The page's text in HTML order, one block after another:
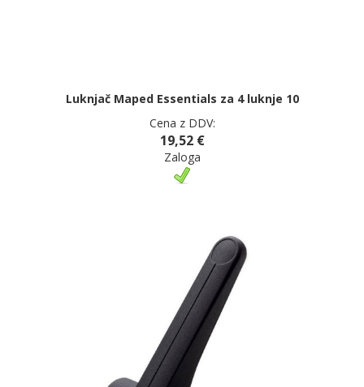
Luknjač Maped Essentials za 4 luknje 10
Cena z DDV:
19,52 €
Zaloga